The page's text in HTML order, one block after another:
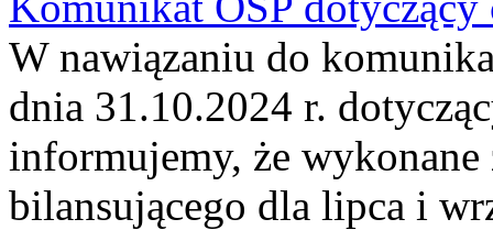
W nawiązaniu do
dnia 31.10.2024 r.
informujemy, że
bilansującego dla lipca i